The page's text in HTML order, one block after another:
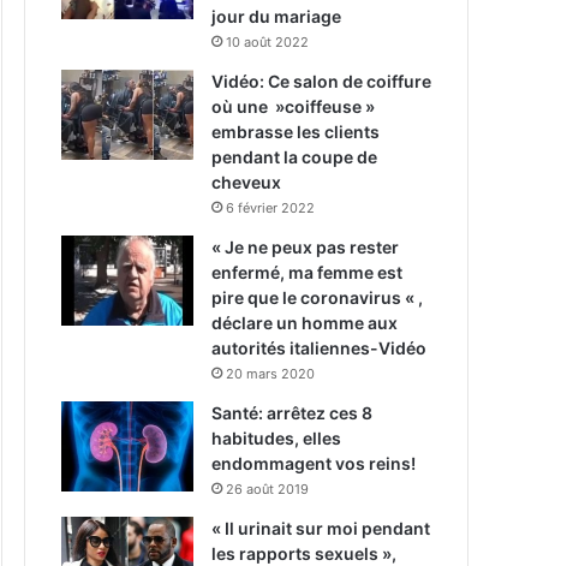
jour du mariage
10 août 2022
Vidéo: Ce salon de coiffure
où une »coiffeuse »
embrasse les clients
pendant la coupe de
cheveux
6 février 2022
« Je ne peux pas rester
enfermé, ma femme est
pire que le coronavirus « ,
déclare un homme aux
autorités italiennes-Vidéo
20 mars 2020
Santé: arrêtez ces 8
habitudes, elles
endommagent vos reins!
26 août 2019
« Il urinait sur moi pendant
les rapports sexuels »,